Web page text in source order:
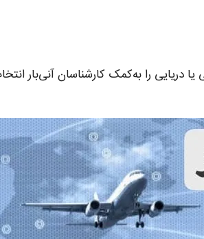
دریایی را به‌کمک کارشناسان آنی‌بار